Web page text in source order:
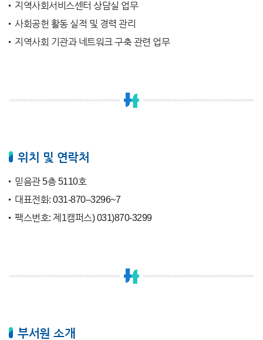
지역사회서비스센터 상담실 업무
사회공헌 활동 실적 및 경력 관리
지역사회 기관과 네트워크 구축 관련 업무
위치 및 연락처
믿음관 5층 5110호
대표전화: 031-870–3296~7
팩스번호: 제1캠퍼스) 031)870-3299
부서원 소개